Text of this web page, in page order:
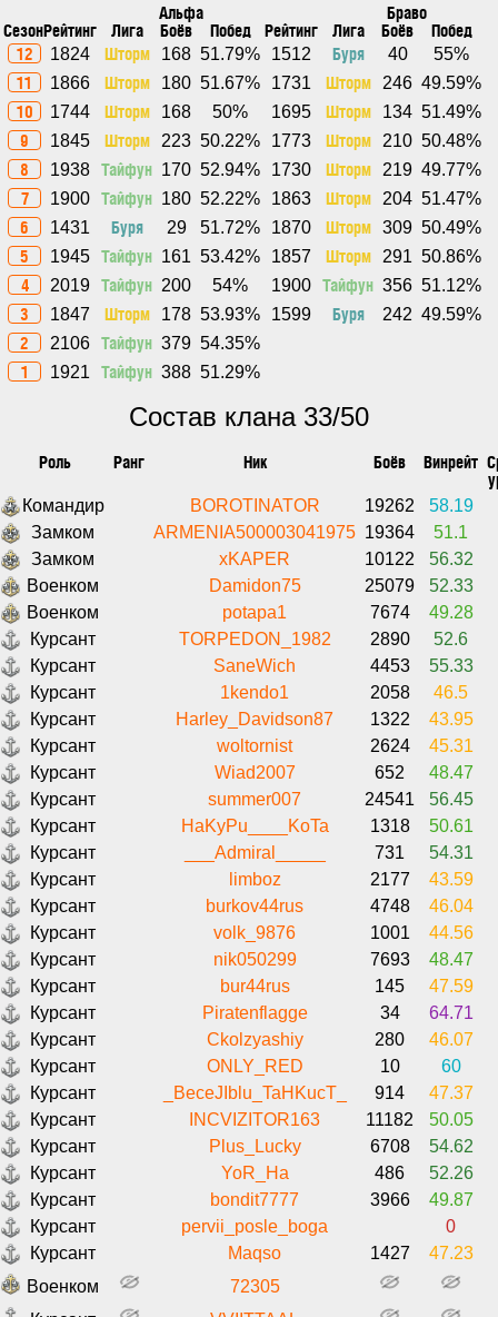
Альфа Браво
СезонРейтинг Лига Боёв Побед Рейтинг Лига Боёв
Побед
12
1824 Шторм 168 51.79% 1512 Буря 40 55%
11 1866 Шторм 180 51.67% 1731 Шторм 246 49.59%
10 1744 Шторм 168 50% 1695 Шторм 134 51.49%
9 1845 Шторм 223 50.22% 1773 Шторм 210 50.48%
8 1938 Тайфун 170 52.94% 1730 Шторм 219 49.77%
7 1900 Тайфун 180 52.22% 1863 Шторм 204 51.47%
6 1431 Буря 29 51.72% 1870 Шторм 309 50.49%
5 1945 Тайфун 161 53.42% 1857 Шторм 291 50.86%
4 2019 Тайфун 200 54% 1900 Тайфун 356 51.12%
3 1847 Шторм 178 53.93% 1599 Буря 242 49.59%
2 2106 Тайфун 379 54.35%
1 1921 Тайфун 388 51.29%
Состав клана 33/50
Роль Ранг Ник Боёв Винрейт
Командир BOROTINATOR 19262
58.19
Замком
ARMENIA500003041975 19364
51.1
Замком
xKAPER 10122
56.32
Военком
Damidon75 25079
52.33
Военком
potapa1 7674
49.28
Курсант
TORPEDON_1982 2890
52.6
Курсант
SaneWich 4453
55.33
Курсант
1kendo1 2058
46.5
Курсант
Harley_Davidson87 1322
43.95
Курсант
woltornist 2624
45.31
Курсант
Wiad2007 652
48.47
Курсант
summer007 24541
56.45
Курсант
HaKyPu____KoTa 1318
50.61
Курсант
___Admiral_____ 731
54.31
Курсант
limboz 2177
43.59
Курсант
burkov44rus 4748
46.04
Курсант
volk_9876 1001
44.56
Курсант
nik050299 7693
48.47
Курсант
bur44rus 145
47.59
Курсант
Piratenflagge 34
64.71
Курсант
Ckolzyashiy 280
46.07
Курсант
ONLY_RED 10
60
Курсант
_BeceJIblu_TaHKucT_ 914
47.37
Курсант
INCVIZITOR163 11182
50.05
Курсант
Plus_Lucky 6708
54.62
Курсант
YoR_Ha 486
52.26
Курсант
bondit7777 3966
49.87
Курсант
pervii_posle_boga
0
Курсант
Maqso 1427
47.23
Военком
72305